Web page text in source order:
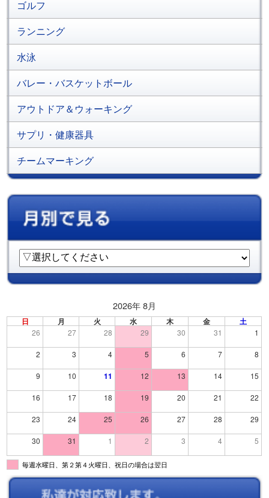
ゴルフ
ランニング
水泳
バレー・バスケットボール
アウトドア＆ウォーキング
サプリ・健康器具
チームマーキング
2026年 8月
日 月 火 水 木 金 土
26 27 28 29 30 31 1
2 3 4 5 6 7 8
9 10 11 12 13 14 15
16 17 18 19 20 21 22
23 24 25 26 27 28 29
30 31 1 2 3 4 5
毎週水曜日、第２第４火曜日、祝日の場合は翌日